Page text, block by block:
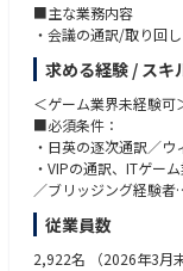
■主な業務内容
・会議の通訳/取り回
・資料翻訳（開発の仕
プレスリリースなどゲ
・出張同行の通訳（移
求める経験 / スキ
＜ゲーム業界未経験可
■必須条件：
・日英の逐次通訳／
・VIPの通訳、ITゲー
／ブリッジング経験者
・日英どちらかがネイ
・海外出張可能な人財
・会議でのファシリテ
従業員数
2,922名 （2026年3月